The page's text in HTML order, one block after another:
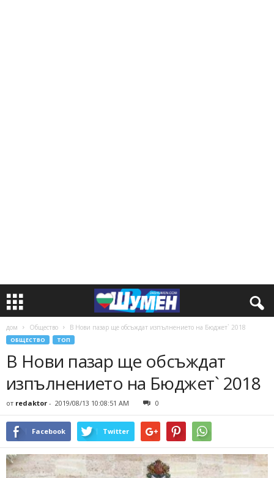
дом Общество В Нови пазар ще обсъждат изпълнението на Бюджет` 2018
ОБЩЕСТВО ТОП
В Нови пазар ще обсъждат
изпълнението на Бюджет` 2018
от redaktor - 2019/08/13 10:08:51 AM 0
Facebook Twitter